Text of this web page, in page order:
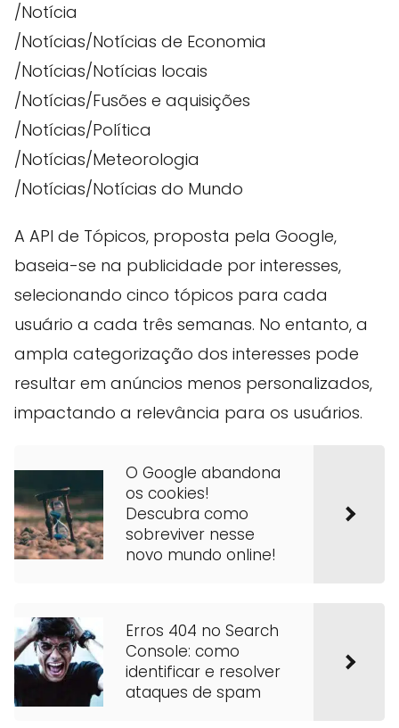
/Notícia
/Notícias/Notícias de Economia
/Notícias/Notícias locais
/Notícias/Fusões e aquisições
/Notícias/Política
/Notícias/Meteorologia
/Notícias/Notícias do Mundo
A API de Tópicos, proposta pela Google,
baseia-se na publicidade por interesses,
selecionando cinco tópicos para cada
usuário a cada três semanas. No entanto, a
ampla categorização dos interesses pode
resultar em anúncios menos personalizados,
impactando a relevância para os usuários.
O Google abandona
os cookies!
Descubra como
sobreviver nesse
novo mundo online!
Erros 404 no Search
Console: como
identificar e resolver
ataques de spam